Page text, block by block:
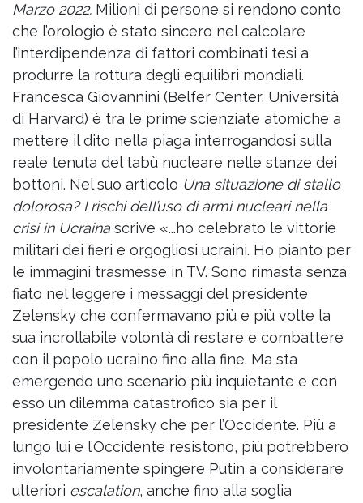
Marzo 2022. Milioni di persone si rendono conto
che l’orologio è stato sincero nel calcolare
l’interdipendenza di fattori combinati tesi a
produrre la rottura degli equilibri mondiali.
Francesca Giovannini (Belfer Center, Università
di Harvard) è tra le prime scienziate atomiche a
mettere il dito nella piaga interrogandosi sulla
reale tenuta del tabù nucleare nelle stanze dei
bottoni. Nel suo articolo Una situazione di stallo
dolorosa? I rischi dell’uso di armi nucleari nella
crisi in Ucraina scrive «...ho celebrato le vittorie
militari dei fieri e orgogliosi ucraini. Ho pianto per
le immagini trasmesse in TV. Sono rimasta senza
fiato nel leggere i messaggi del presidente
Zelensky che confermavano più e più volte la
sua incrollabile volontà di restare e combattere
con il popolo ucraino fino alla fine. Ma sta
emergendo uno scenario più inquietante e con
esso un dilemma catastrofico sia per il
presidente Zelensky che per l’Occidente. Più a
lungo lui e l’Occidente resistono, più potrebbero
involontariamente spingere Putin a considerare
ulteriori escalation, anche fino alla soglia